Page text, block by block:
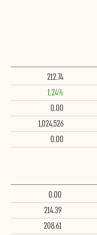
212.74
1.24%
0.00
1,024,526
0.00
0.00
214.39
208.61